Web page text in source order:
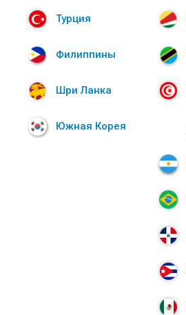
Турция
Филиппины
Шри Ланка
Южная Корея